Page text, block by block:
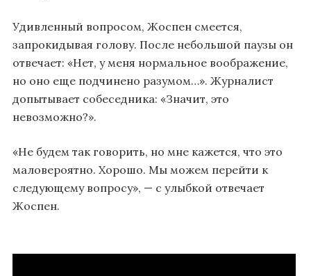
Удивленный вопросом, Жоспен смеется,
запрокидывая голову. После небольшой паузы он
отвечает: «Нет, у меня нормальное воображение,
но оно еще подчинено разумом…». Журналист
допытывает собеседника: «Значит, это
невозможно?».
«Не будем так говорить, но мне кажется, что это
маловероятно. Хорошо. Мы можем перейти к
следующему вопросу», — с улыбкой отвечает
Жоспен.